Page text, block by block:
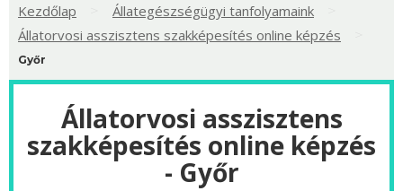
Kezdőlap Állategészségügyi tanfolyamaink
Állatorvosi asszisztens szakképesítés online képzés
Győr
Állatorvosi asszisztens
szakképesítés online képzés
- Győr